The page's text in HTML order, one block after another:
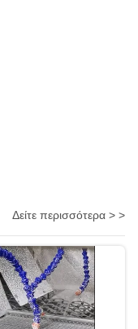
Δείτε περισσότερα > >